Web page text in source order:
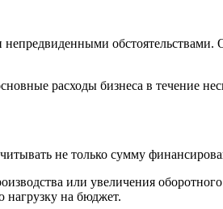
обстоятельствами.
расходы бизнеса в течение
не только сумму
или увеличения
нагрузку на бюджет.